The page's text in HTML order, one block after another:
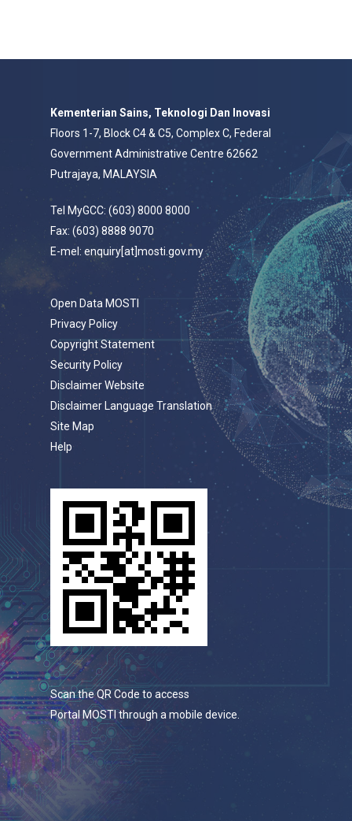
Kementerian Sains, Teknologi Dan Inovasi
Floors 1-7, Block C4 & C5, Complex C, Federal
Government Administrative Centre 62662
Putrajaya, MALAYSIA
Tel MyGCC: (603) 8000 8000
Fax: (603) 8888 9070
E-mel: enquiry[at]mosti.gov.my
Open Data MOSTI
Privacy Policy
Copyright Statement
Security Policy
Disclaimer Website
Disclaimer Language Translation
Site Map
Help
Scan the QR Code to access
Portal MOSTI through a mobile device.